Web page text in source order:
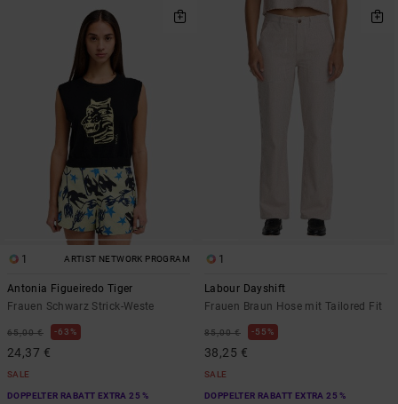
1 ARTIST NETWORK PROGRAM
Antonia Figueiredo Tiger
Frauen Schwarz Strick-Weste
65,00 € 63%
24,37 €
SALE
DOPPELTER RABATT EXTRA 25 %
1
Labour Dayshift
Frauen Braun Hose mit Tailored Fit
85,00 € 55%
38,25 €
SALE
DOPPELTER RABATT EXTRA 25 %